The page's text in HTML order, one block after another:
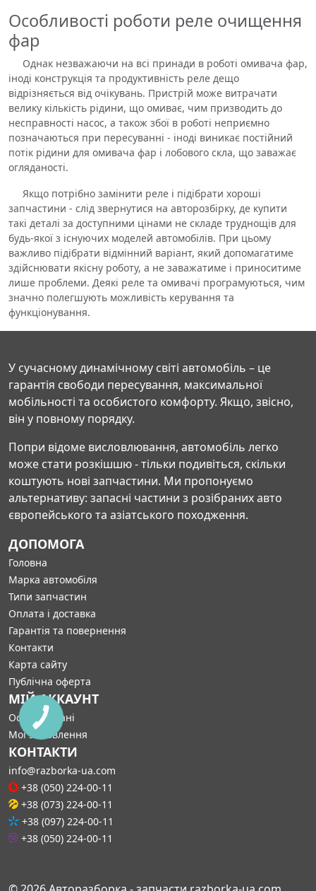
Особливості роботи реле очищення
фар
Однак незважаючи на всі принади в роботі омивача фар,
іноді конструкція та продуктивність реле дещо
відрізняється від очікувань. Пристрій може витрачати
велику кількість рідини, що омиває, чим призводить до
несправності насос, а також збої в роботі неприємно
позначаються при пересуванні - іноді виникає постійний
потік рідини для омивача фар і лобового скла, що заважає
огляданості.
Якщо потрібно замінити реле і підібрати хороші
запчастини - слід звернутися на авторозбірку, де купити
такі деталі за доступними цінами не складе труднощів для
будь-якої з існуючих моделей автомобілів. При цьому
важливо підібрати відмінний варіант, який допомагатиме
здійснювати якісну роботу, а не заважатиме і приноситиме
лише проблеми. Деякі реле та омивачі програмуються, чим
значно полегшують можливість керування та
функціонування.
У сучасному динамічному світі автомобіль – це
гарантія свободи пересування, максимальної
мобільності та особистого комфорту. Якщо, звісно,
він у повному порядку.
Попри відоме висловлювання, автомобіль легко
може стати розкішшю - тільки подивіться, скільки
коштують нові запчастини. Ми пропонуємо
альтернативу: запасні частини з розібраних авто
європейського та азіатського походження.
ДОПОМОГА
Головна
Марка автомобіля
Типи запчастин
Оплата і доставка
Гарантія та повернення
Контакти
Карта сайту
Публічна оферта
МІЙ АККАУНТ
Особисті дані
Мої замовлення
КОНТАКТИ
info@razborka-ua.com
+38 (050) 224-00-11
+38 (073) 224-00-11
+38 (097) 224-00-11
+38 (050) 224-00-11
КНОПКА
СВЯЗИ